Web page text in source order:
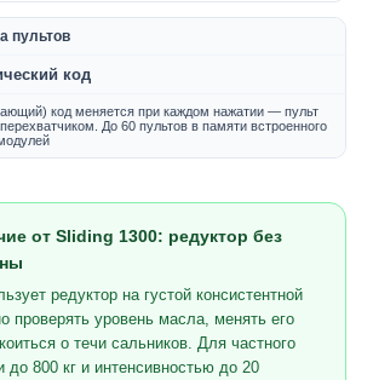
пультов
код
код меняется при каждом нажатии — пульт
До 60 пультов в памяти встроенного
от Sliding 1300: редуктор без
редуктор на густой консистентной
проверять уровень масла, менять его
о течи сальников. Для частного
до 800 кг и интенсивностью до 20